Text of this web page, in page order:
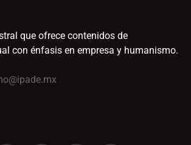
que ofrece contenidos de
con énfasis en empresa y humanismo.